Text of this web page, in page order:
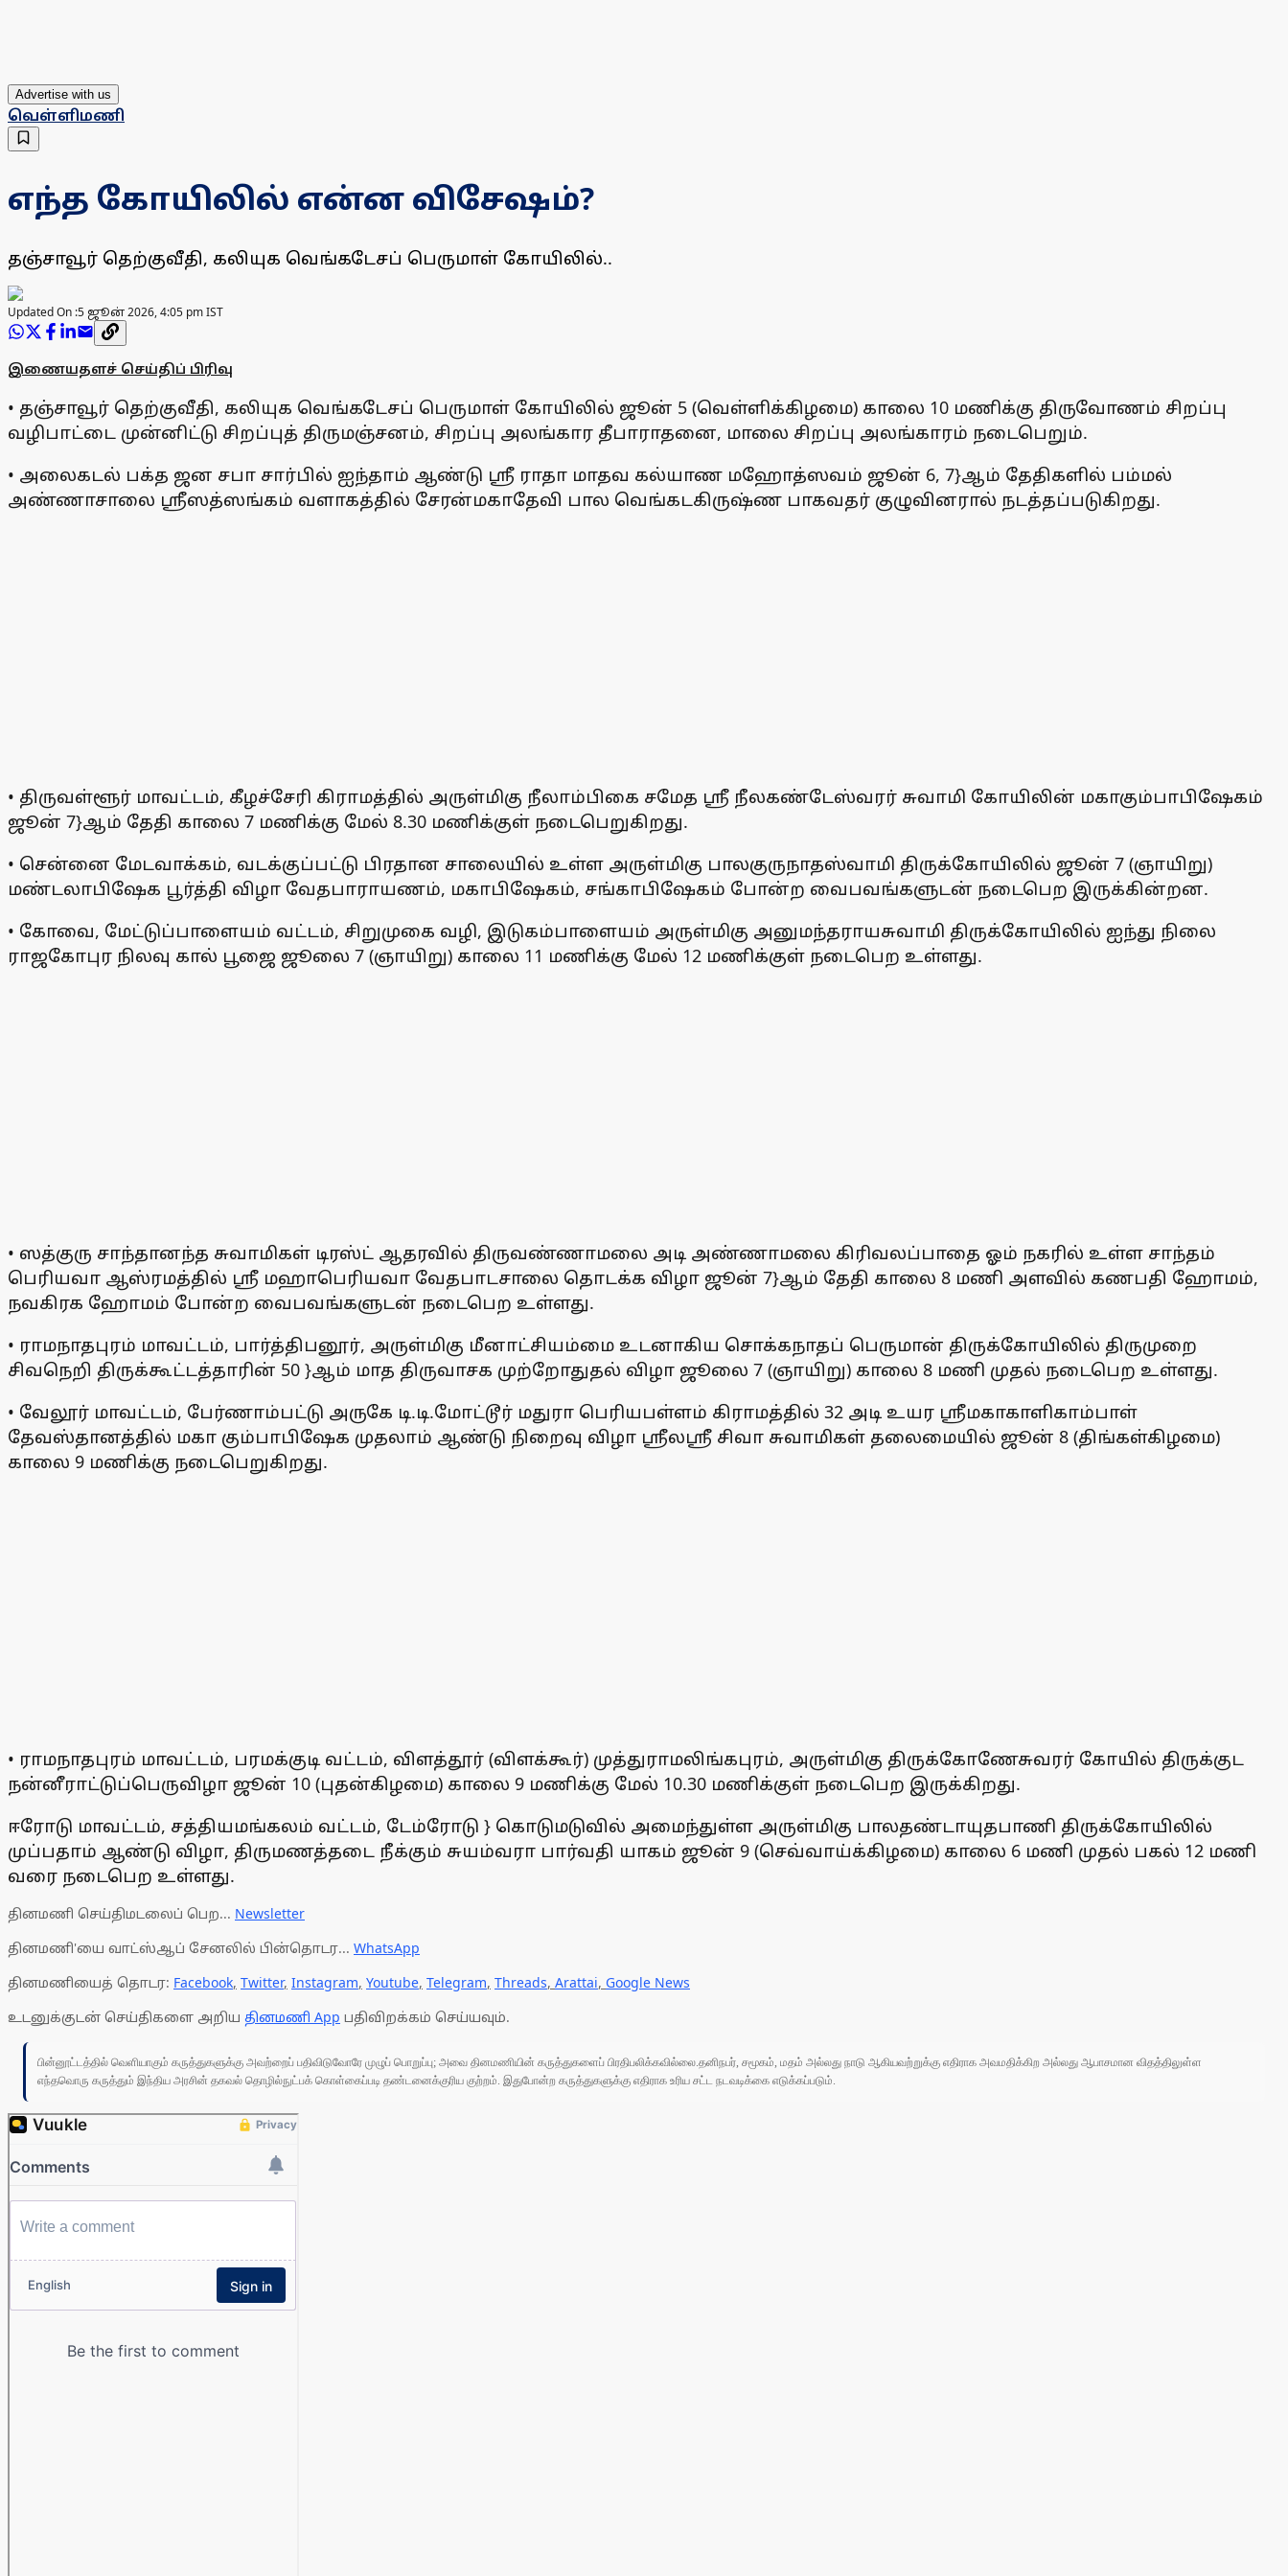
Advertise with us
வெள்ளிமணி
எந்த கோயிலில் என்ன விசேஷம்?
தஞ்சாவூர் தெற்குவீதி, கலியுக வெங்கடேசப் பெருமாள் கோயிலில்..
Updated On :5 ஜூன் 2026, 4:05 pm IST
இணையதளச் செய்திப் பிரிவு
• தஞ்சாவூர் தெற்குவீதி, கலியுக வெங்கடேசப் பெருமாள் கோயிலில் ஜூன் 5 (வெள்ளிக்கிழமை) காலை 10 மணிக்கு திருவோணம் சிறப்பு
வழிபாட்டை முன்னிட்டு சிறப்புத் திருமஞ்சனம், சிறப்பு அலங்கார தீபாராதனை, மாலை சிறப்பு அலங்காரம் நடைபெறும்.
• அலைகடல் பக்த ஜன சபா சார்பில் ஐந்தாம் ஆண்டு ஸ்ரீ ராதா மாதவ கல்யாண மஹோத்ஸவம் ஜூன் 6, 7}ஆம் தேதிகளில் பம்மல்
அண்ணாசாலை ஸ்ரீஸத்ஸங்கம் வளாகத்தில் சேரன்மகாதேவி பால வெங்கடகிருஷ்ண பாகவதர் குழுவினரால் நடத்தப்படுகிறது.
• திருவள்ளூர் மாவட்டம், கீழச்சேரி கிராமத்தில் அருள்மிகு நீலாம்பிகை சமேத ஸ்ரீ நீலகண்டேஸ்வரர் சுவாமி கோயிலின் மகாகும்பாபிஷேகம்
ஜூன் 7}ஆம் தேதி காலை 7 மணிக்கு மேல் 8.30 மணிக்குள் நடைபெறுகிறது.
• சென்னை மேடவாக்கம், வடக்குப்பட்டு பிரதான சாலையில் உள்ள அருள்மிகு பாலகுருநாதஸ்வாமி திருக்கோயிலில் ஜூன் 7 (ஞாயிறு)
மண்டலாபிஷேக பூர்த்தி விழா வேதபாராயணம், மகாபிஷேகம், சங்காபிஷேகம் போன்ற வைபவங்களுடன் நடைபெற இருக்கின்றன.
• கோவை, மேட்டுப்பாளையம் வட்டம், சிறுமுகை வழி, இடுகம்பாளையம் அருள்மிகு அனுமந்தராயசுவாமி திருக்கோயிலில் ஐந்து நிலை
ராஜகோபுர நிலவு கால் பூஜை ஜூலை 7 (ஞாயிறு) காலை 11 மணிக்கு மேல் 12 மணிக்குள் நடைபெற உள்ளது.
• ஸத்குரு சாந்தானந்த சுவாமிகள் டிரஸ்ட் ஆதரவில் திருவண்ணாமலை அடி அண்ணாமலை கிரிவலப்பாதை ஓம் நகரில் உள்ள சாந்தம்
பெரியவா ஆஸ்ரமத்தில் ஸ்ரீ மஹாபெரியவா வேதபாடசாலை தொடக்க விழா ஜூன் 7}ஆம் தேதி காலை 8 மணி அளவில் கணபதி ஹோமம்,
நவகிரக ஹோமம் போன்ற வைபவங்களுடன் நடைபெற உள்ளது.
• ராமநாதபுரம் மாவட்டம், பார்த்திபனூர், அருள்மிகு மீனாட்சியம்மை உடனாகிய சொக்கநாதப் பெருமான் திருக்கோயிலில் திருமுறை
சிவநெறி திருக்கூட்டத்தாரின் 50 }ஆம் மாத திருவாசக முற்றோதுதல் விழா ஜூலை 7 (ஞாயிறு) காலை 8 மணி முதல் நடைபெற உள்ளது.
• வேலூர் மாவட்டம், பேர்ணாம்பட்டு அருகே டி.டி.மோட்டூர் மதுரா பெரியபள்ளம் கிராமத்தில் 32 அடி உயர ஸ்ரீமகாகாளிகாம்பாள்
தேவஸ்தானத்தில் மகா கும்பாபிஷேக முதலாம் ஆண்டு நிறைவு விழா ஸ்ரீலஸ்ரீ சிவா சுவாமிகள் தலைமையில் ஜூன் 8 (திங்கள்கிழமை)
காலை 9 மணிக்கு நடைபெறுகிறது.
• ராமநாதபுரம் மாவட்டம், பரமக்குடி வட்டம், விளத்தூர் (விளக்கூர்) முத்துராமலிங்கபுரம், அருள்மிகு திருக்கோணேசுவரர் கோயில் திருக்குட
நன்னீராட்டுப்பெருவிழா ஜூன் 10 (புதன்கிழமை) காலை 9 மணிக்கு மேல் 10.30 மணிக்குள் நடைபெற இருக்கிறது.
ஈரோடு மாவட்டம், சத்தியமங்கலம் வட்டம், டேம்ரோடு } கொடுமடுவில் அமைந்துள்ள அருள்மிகு பாலதண்டாயுதபாணி திருக்கோயிலில்
முப்பதாம் ஆண்டு விழா, திருமணத்தடை நீக்கும் சுயம்வரா பார்வதி யாகம் ஜூன் 9 (செவ்வாய்க்கிழமை) காலை 6 மணி முதல் பகல் 12 மணி
வரை நடைபெற உள்ளது.
தினமணி செய்திமடலைப் பெற... Newsletter
தினமணி'யை வாட்ஸ்ஆப் சேனலில் பின்தொடர... WhatsApp
தினமணியைத் தொடர: Facebook, Twitter, Instagram, Youtube, Telegram, Threads, Arattai, Google News
உடனுக்குடன் செய்திகளை அறிய தினமணி App பதிவிறக்கம் செய்யவும்.
பின்னூட்டத்தில் வெளியாகும் கருத்துகளுக்கு அவற்றைப் பதிவிடுவோரே முழுப் பொறுப்பு; அவை தினமணியின் கருத்துகளைப் பிரதிபலிக்கவில்லை.தனிநபர், சமூகம், மதம் அல்லது நாடு ஆகியவற்றுக்கு எதிராக அவமதிக்கிற அல்லது ஆபாசமான விதத்திலுள்ள
எந்தவொரு கருத்தும் இந்திய அரசின் தகவல் தொழில்நுட்பக் கொள்கைப்படி தண்டனைக்குரிய குற்றம். இதுபோன்ற கருத்துகளுக்கு எதிராக உரிய சட்ட நடவடிக்கை எடுக்கப்படும்.